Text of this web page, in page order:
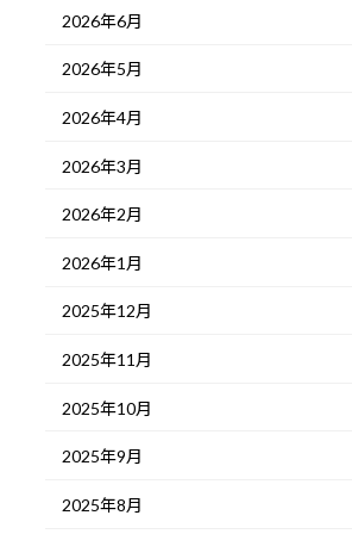
2026年6月
2026年5月
2026年4月
2026年3月
2026年2月
2026年1月
2025年12月
2025年11月
2025年10月
2025年9月
2025年8月